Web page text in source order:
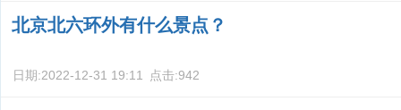
北京北六环外有什么景点？
日期:2022-12-31 19:11 点击:942